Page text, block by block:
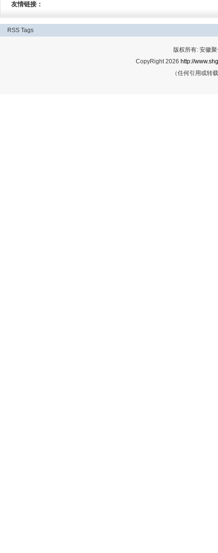
友情链接：
RSS Tags
版权所有: 安徽
CopyRight 2026 http://
（任何引用或转